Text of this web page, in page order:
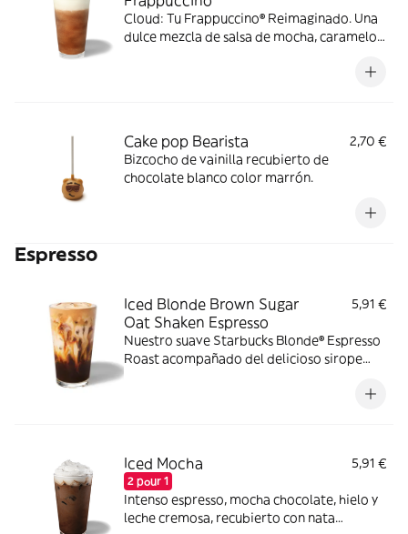
Cloud: Tu Frappuccino® Reimaginado. Una
dulce mezcla de salsa de mocha, caramelo,
Cake pop Bearista
2,70 €
Bizcocho de vainilla recubierto de
chocolate blanco color marrón.
Espresso
Iced Blonde Brown Sugar
Oat Shaken Espresso
5,91 €
Nuestro suave Starbucks Blonde® Espresso
Roast acompañado del delicioso sirope
Iced Mocha
2 pour 1
5,91 €
Intenso espresso, mocha chocolate, hielo y
leche cremosa, recubierto con nata